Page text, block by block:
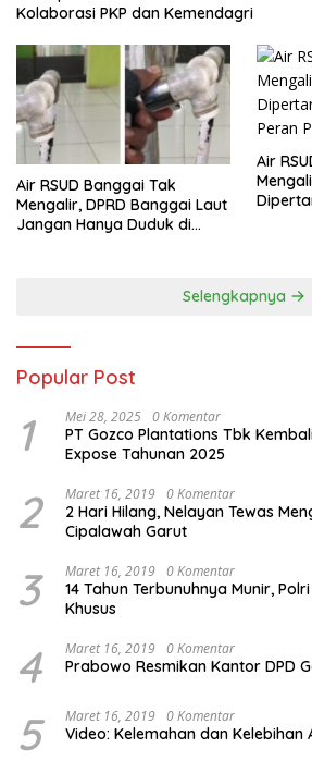
Kolaborasi PKP dan Kemendagri
Air RSUD Banggai Tak
Mengalir, DPRD Banggai Laut
Jangan Hanya Duduk di
Air
Selengkapnya
Popular Post
1 Mei 28, 2025 0 Komentar
PT Gozco Plantations Tbk
Expose Tahunan 2025
2 Maret 16, 2019 0 Komentar
2 Hari Hilang, Nelayan Tewas
Cipalawah Garut
3 Maret 16, 2019 0 Komentar
14 Tahun Terbunuhnya Munir,
Khusus
4 Maret 16, 2019 0 Komentar
Prabowo Resmikan Kantor DPD
5 Maret 16, 2019 0 Komentar
Video: Kelemahan dan Kelebihan